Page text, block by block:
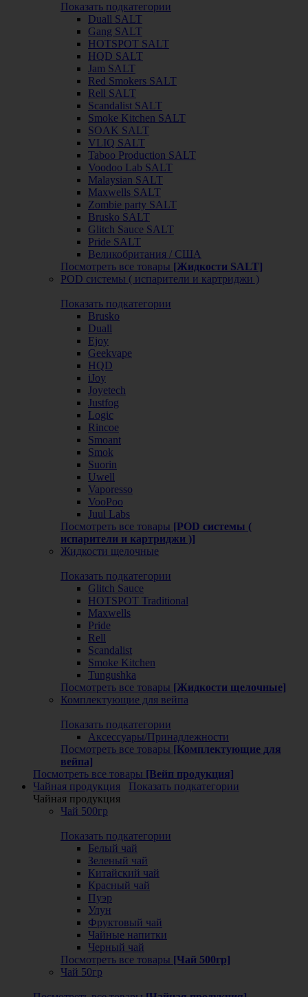
Показать подкатегории
Duall SALT
Gang SALT
HOTSPOT SALT
HQD SALT
Jam SALT
Red Smokers SALT
Rell SALT
Scandalist SALT
Smoke Kitchen SALT
SOAK SALT
VLIQ SALT
Taboo Production SALT
Voodoo Lab SALT
Malaysian SALT
Maxwells SALT
Zombie party SALT
Brusko SALT
Glitch Sauce SALT
Pride SALT
Великобритания / США
Посмотреть все товары [Жидкости SALT]
POD системы ( испарители и картриджи )
Показать подкатегории
Brusko
Duall
Ejoy
Geekvape
HQD
iJoy
Joyetech
Justfog
Logic
Rincoe
Smoant
Smok
Suorin
Uwell
Vaporesso
VooPoo
Juul Labs
Посмотреть все товары [POD системы (
испарители и картриджи )]
Жидкости щелочные
Показать подкатегории
Glitch Sauce
HOTSPOT Traditional
Maxwells
Pride
Rell
Scandalist
Smoke Kitchen
Tungushka
Посмотреть все товары [Жидкости щелочные]
Комплектующие для вейпа
Показать подкатегории
Аксессуары/Принадлежности
Посмотреть все товары [Комплектующие для
вейпа]
Посмотреть все товары [Вейп продукция]
Чайная продукция
Показать подкатегории
Чайная продукция
Чай 500гр
Показать подкатегории
Белый чай
Зеленый чай
Китайский чай
Красный чай
Пуэр
Улун
Фруктовый чай
Чайные напитки
Черный чай
Посмотреть все товары [Чай 500гр]
Чай 50гр